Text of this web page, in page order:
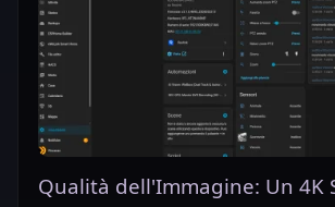
Qualità dell'Immagine: Un 4K